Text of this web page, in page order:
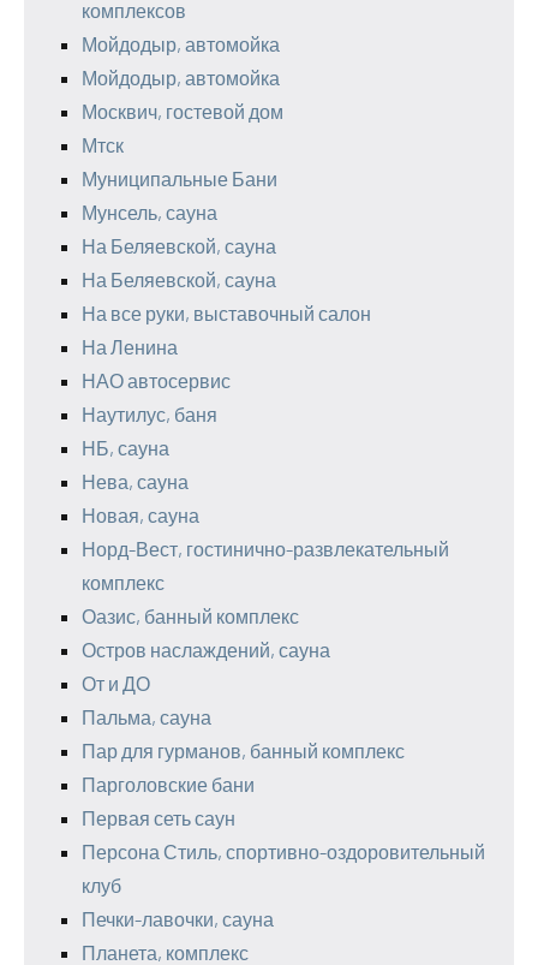
комплексов
Мойдодыр, автомойка
Мойдодыр, автомойка
Москвич, гостевой дом
Мтск
Муниципальные Бани
Мунсель, сауна
На Беляевской, сауна
На Беляевской, сауна
На все руки, выставочный салон
На Ленина
НАО автосервис
Наутилус, баня
НБ, сауна
Нева, сауна
Новая, сауна
Норд-Вест, гостинично-развлекательный
комплекс
Оазис, банный комплекс
Остров наслаждений, сауна
От и ДО
Пальма, сауна
Пар для гурманов, банный комплекс
Парголовские бани
Первая сеть саун
Персона Стиль, спортивно-оздоровительный
клуб
Печки-лавочки, сауна
Планета, комплекс